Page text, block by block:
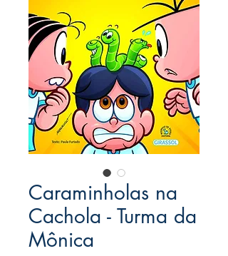
Caraminholas na
Cachola - Turma da
Mônica